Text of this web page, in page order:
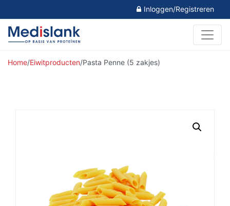
Inloggen/Registreren
Home/Eiwitproducten/Pasta Penne (5 zakjes)